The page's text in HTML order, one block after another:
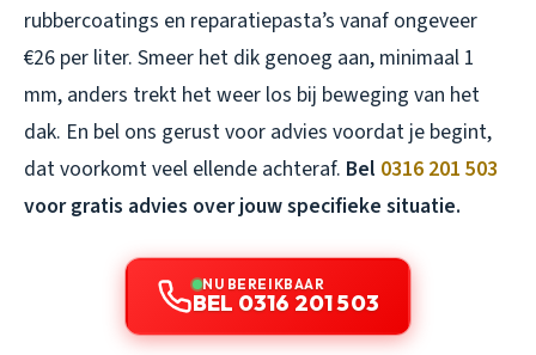
rubbercoatings en reparatiepasta’s vanaf ongeveer
€26 per liter. Smeer het dik genoeg aan, minimaal 1
mm, anders trekt het weer los bij beweging van het
dak. En bel ons gerust voor advies voordat je begint,
dat voorkomt veel ellende achteraf. Bel 0316 201 503
voor gratis advies over jouw specifieke situatie.
NU BEREIKBAAR
BEL 0316 201 503